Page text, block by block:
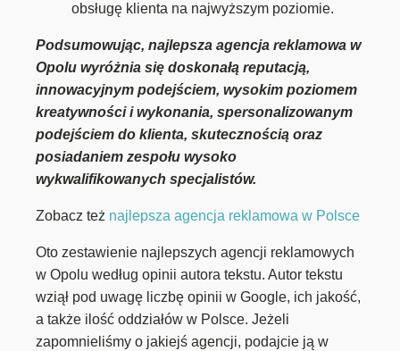
obsługę klienta na najwyższym poziomie.
Podsumowując, najlepsza agencja reklamowa w
Opolu wyróżnia się doskonałą reputacją,
innowacyjnym podejściem, wysokim poziomem
kreatywności i wykonania, spersonalizowanym
podejściem do klienta, skutecznością oraz
posiadaniem zespołu wysoko
wykwalifikowanych specjalistów.
Zobacz też najlepsza agencja reklamowa w Polsce
Oto zestawienie najlepszych agencji reklamowych
w Opolu według opinii autora tekstu. Autor tekstu
wziął pod uwagę liczbę opinii w Google, ich jakość,
a także ilość oddziałów w Polsce. Jeżeli
zapomnieliśmy o jakiejś agencji, podajcie ją w